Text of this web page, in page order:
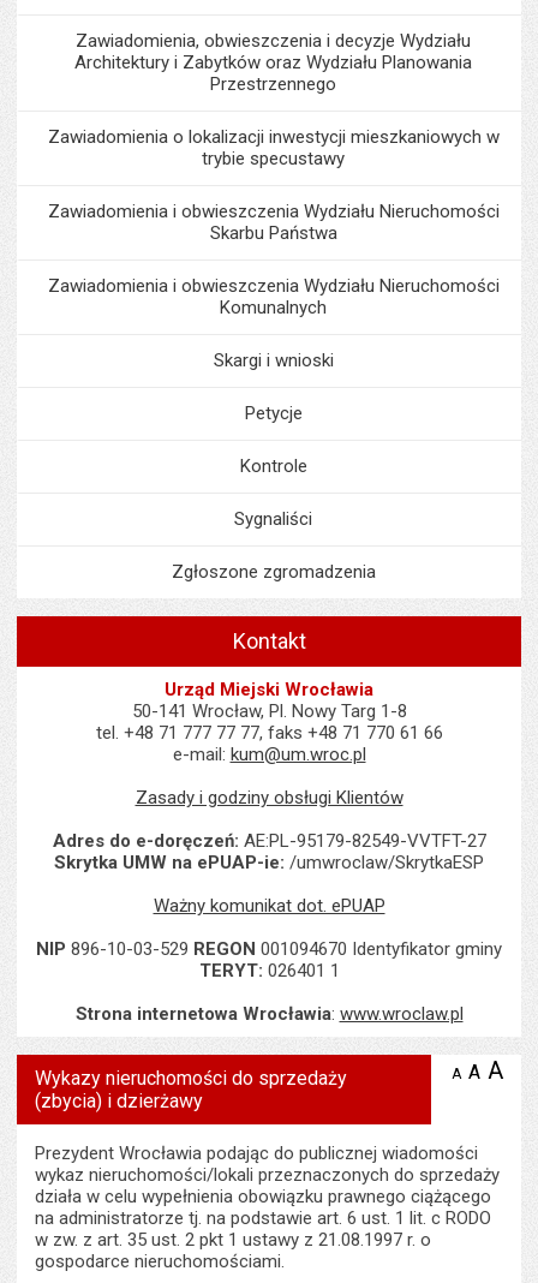
Zawiadomienia, obwieszczenia i decyzje Wydziału
Architektury i Zabytków oraz Wydziału Planowania
Przestrzennego
Zawiadomienia o lokalizacji inwestycji mieszkaniowych w
trybie specustawy
Zawiadomienia i obwieszczenia Wydziału Nieruchomości
Skarbu Państwa
Zawiadomienia i obwieszczenia Wydziału Nieruchomości
Komunalnych
Skargi i wnioski
Petycje
Kontrole
Sygnaliści
Zgłoszone zgromadzenia
Kontakt
Urząd Miejski Wrocławia
50-141 Wrocław, Pl. Nowy Targ 1-8
tel. +48 71 777 77 77, faks +48 71 770 61 66
e-mail: kum@um.wroc.pl
Zasady i godziny obsługi Klientów
Adres do e-doręczeń: AE:PL-95179-82549-VVTFT-27
Skrytka UMW na ePUAP-ie: /umwroclaw/SkrytkaESP
Ważny komunikat dot. ePUAP
NIP 896-10-03-529 REGON 001094670 Identyfikator gminy
TERYT: 026401 1
Strona internetowa Wrocławia: www.wroclaw.pl
Wykazy nieruchomości do sprzedaży
(zbycia) i dzierżawy
A zmniejsz
A A
Prezydent Wrocławia podając do publicznej wiadomości
wykaz nieruchomości/lokali przeznaczonych do sprzedaży
działa w celu wypełnienia obowiązku prawnego ciążącego
na administratorze tj. na podstawie art. 6 ust. 1 lit. c RODO
w zw. z art. 35 ust. 2 pkt 1 ustawy z 21.08.1997 r. o
gospodarce nieruchomościami.